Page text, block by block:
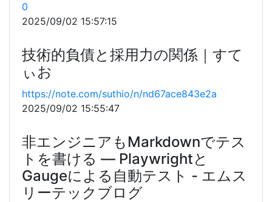
0
2025/09/02 15:57:15
技術的負債と採用力の関係｜すて
ぃお
https://note.com/suthio/n/nd67ace843e2a
2025/09/02 15:55:47
非エンジニアもMarkdownでテス
トを書ける — Playwrightと
Gaugeによる自動テスト - エムス
リーテックブログ